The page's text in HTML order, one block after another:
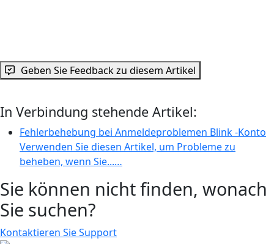
Geben Sie Feedback zu diesem Artikel
In Verbindung stehende Artikel:
Fehlerbehebung bei Anmeldeproblemen Blink -Konto
Verwenden Sie diesen Artikel, um Probleme zu
beheben, wenn Sie...…
Sie können nicht finden, wonach
Sie suchen?
Kontaktieren Sie Support